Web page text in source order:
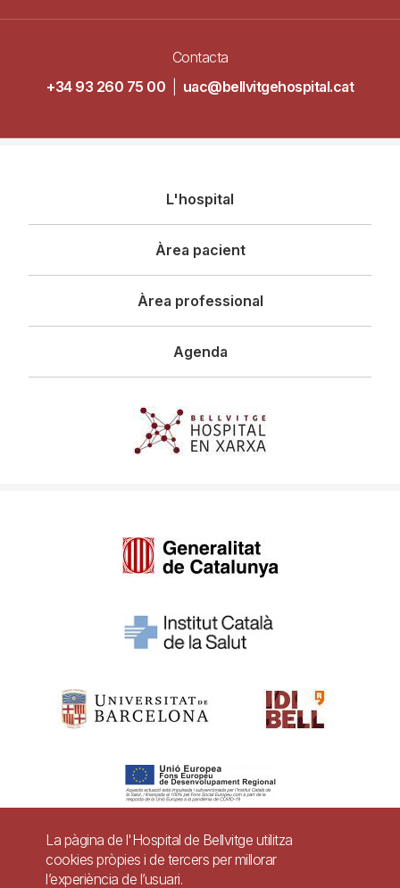
Contacta
+34 93 260 75 00
uac@bellvitgehospital.cat
principal
L'hospital
Àrea pacient
Àrea professional
Agenda
Pie Contacte
La pàgina de l'Hospital de Bellvitge utilitza
cookies pròpies i de tercers per millorar
l’experiència de l’usuari.